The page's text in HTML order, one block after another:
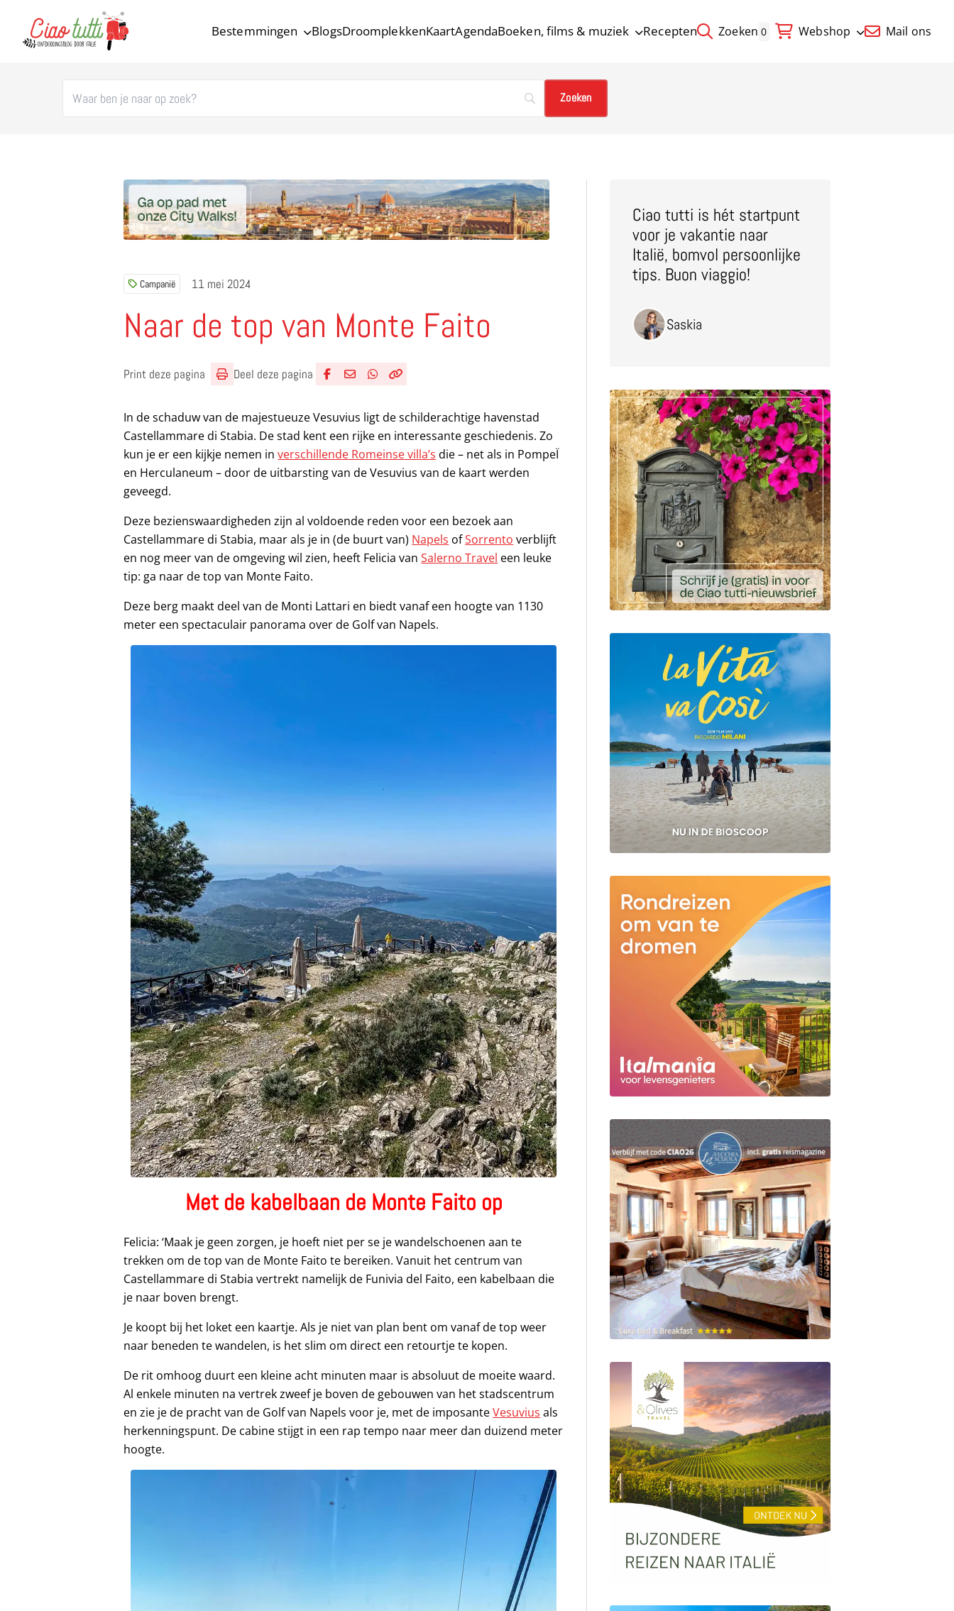
Bestemmingen BlogsDroomplekkenKaartAgendaBoeken, films & muziek Recepten Zoeken 0 Webshop Mail ons
Campanië 11 mei 2024
Naar de top van Monte Faito
Print deze pagina
Deel deze pagina
In de schaduw van de majestueuze Vesuvius ligt de schilderachtige havenstad
Castellammare di Stabia. De stad kent een rijke en interessante geschiedenis. Zo
kun je er een kijkje nemen inverschillende Romeinse villa’s die – net als in PompeÏ
en Herculaneum – door de uitbarsting van de Vesuvius van de kaart werden
geveegd.
Deze bezienswaardigheden zijn al voldoende reden voor een bezoek aan
Castellammare di Stabia, maar als je in (de buurt van) Napels ofSorrento verblijft
en nog meer van de omgeving wil zien, heeft Felicia vanSalerno Travel een leuke
tip: ga naar de top van Monte Faito.
Deze berg maakt deel van de Monti Lattari en biedt vanaf een hoogte van 1130
meter een spectaculair panorama over de Golf van Napels.
Met de kabelbaan de Monte Faito op
Felicia: ‘Maak je geen zorgen, je hoeft niet per se je wandelschoenen aan te
trekken om de top van de Monte Faito te bereiken. Vanuit het centrum van
Castellammare di Stabia vertrekt namelijk de Funivia del Faito, een kabelbaan die
je naar boven brengt.
Je koopt bij het loket een kaartje. Als je niet van plan bent om vanaf de top weer
naar beneden te wandelen, is het slim om direct een retourtje te kopen.
De rit omhoog duurt een kleine acht minuten maar is absoluut de moeite waard.
Al enkele minuten na vertrek zweef je boven de gebouwen van het stadscentrum
en zie je de pracht van de Golf van Napels voor je, met de imposanteVesuvius als
herkenningspunt. De cabine stijgt in een rap tempo naar meer dan duizend meter
hoogte.
Ciao tutti is hét startpunt
voor je vakantie naar
Italië, bomvol persoonlijke
tips. Buon viaggio!
Saskia